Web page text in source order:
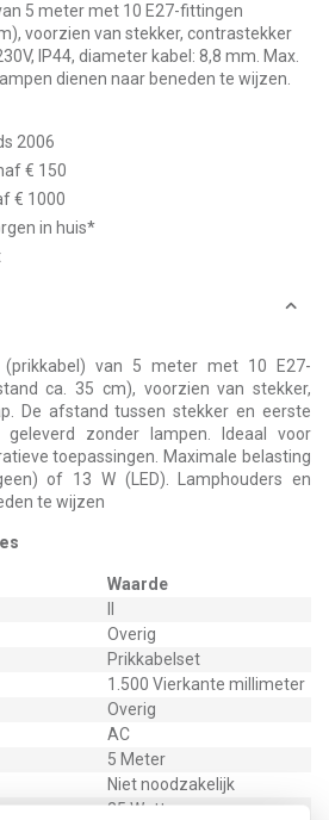
5 meter met 10 E27-fittingen
voorzien van stekker, contrastekker
IP44, diameter kabel: 8,8 mm. Max.
dienen naar beneden te wijzen.
2006
€ 150
€ 1000
in huis*
(prikkabel) van 5 meter met 10 E27-
ca. 35 cm), voorzien van stekker,
De afstand tussen stekker en eerste
zonder lampen. Ideaal voor
toepassingen. Maximale belasting
of 13 W (LED). Lamphouders en
te wijzen
Waarde
Overig
Prikkabelset
1.500 Vierkante millimeter
Overig
AC
5 Meter
Niet noodzakelijk
25 Watt